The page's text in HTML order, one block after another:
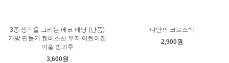
3종 생각을 그리는 에코 배낭 (단품)
가방 만들기 캔버스천 무지 어린이집
미술 방과후
3,600원
나만의 크로스백
2,900원